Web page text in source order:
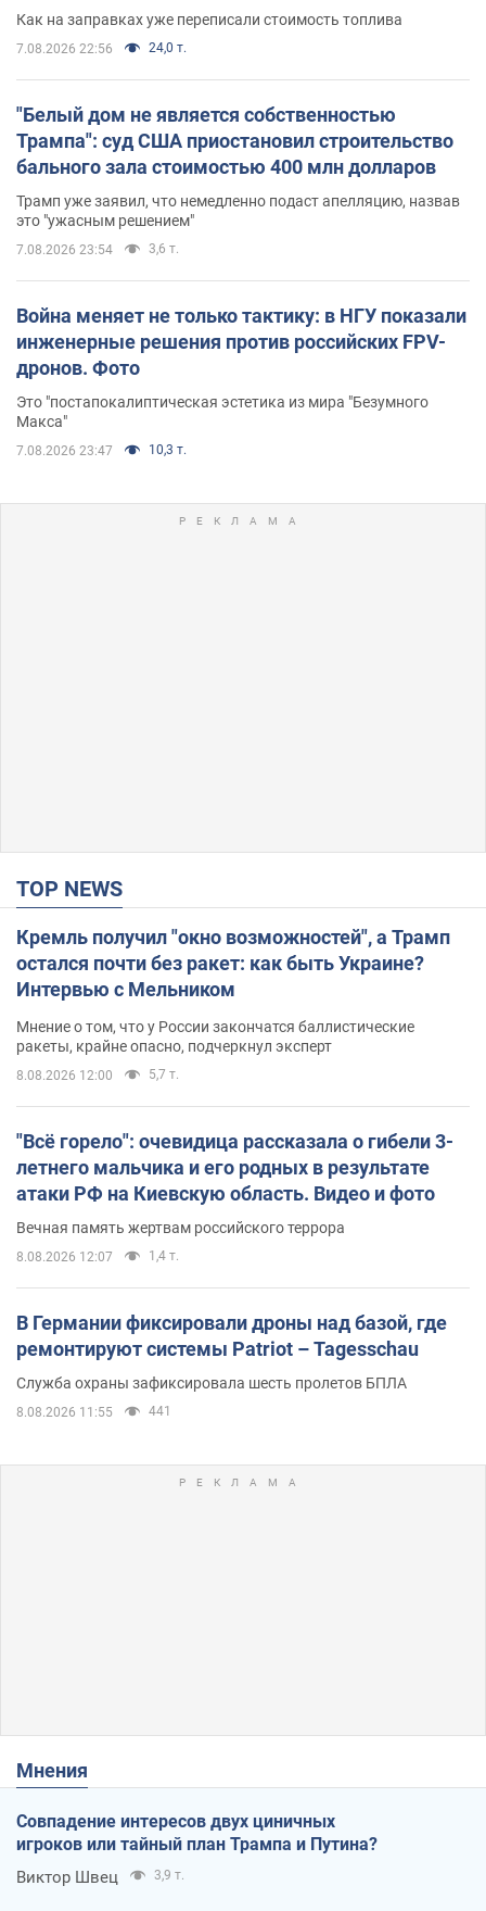
Как на заправках уже переписали стоимость топлива
7.08.2026 22:56 24,0 т.
"Белый дом не является собственностью
Трампа": суд США приостановил строительство
бального зала стоимостью 400 млн долларов
Трамп уже заявил, что немедленно подаст апелляцию, назвав
это "ужасным решением"
7.08.2026 23:54 3,6 т.
Война меняет не только тактику: в НГУ показали
инженерные решения против российских FPV-
дронов. Фото
Это "постапокалиптическая эстетика из мира "Безумного
Макса"
7.08.2026 23:47 10,3 т.
TOP NEWS
Кремль получил "окно возможностей", а Трамп
остался почти без ракет: как быть Украине?
Интервью с Мельником
Мнение о том, что у России закончатся баллистические
ракеты, крайне опасно, подчеркнул эксперт
8.08.2026 12:00 5,7 т.
"Всё горело": очевидица рассказала о гибели 3-
летнего мальчика и его родных в результате
атаки РФ на Киевскую область. Видео и фото
Вечная память жертвам российского террора
8.08.2026 12:07 1,4 т.
В Германии фиксировали дроны над базой, где
ремонтируют системы Patriot – Tagesschau
Служба охраны зафиксировала шесть пролетов БПЛА
8.08.2026 11:55 441
Мнения
Совпадение интересов двух циничных
игроков или тайный план Трампа и Путина?
Виктор Швец 3,9 т.